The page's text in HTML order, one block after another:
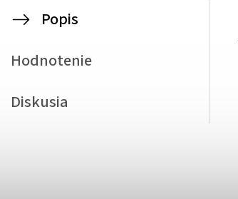
Popis
Hodnotenie
Diskusia